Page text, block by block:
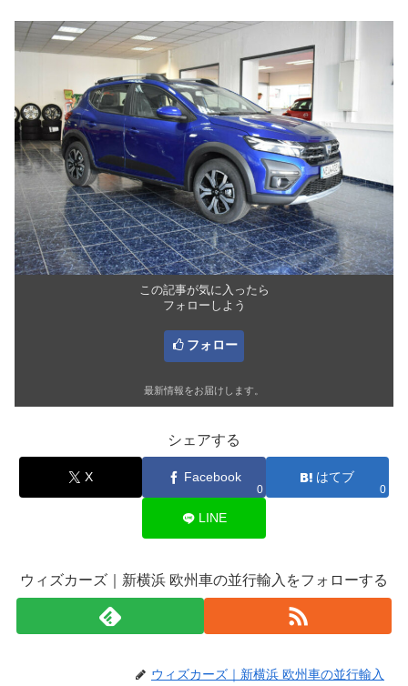
この記事が気に入ったら
フォローしよう
フォロー
最新情報をお届けします。
シェアする
X Facebook
0
はてブ
0
LINE
ウィズカーズ｜新横浜 欧州車の並行輸入をフォローする
ウィズカーズ｜新横浜 欧州車の並行輸入